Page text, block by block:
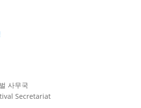
사무국
Secretariat